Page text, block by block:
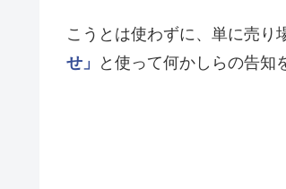
こうとは使わずに、単に売り
せ」
と使って何かしらの告知